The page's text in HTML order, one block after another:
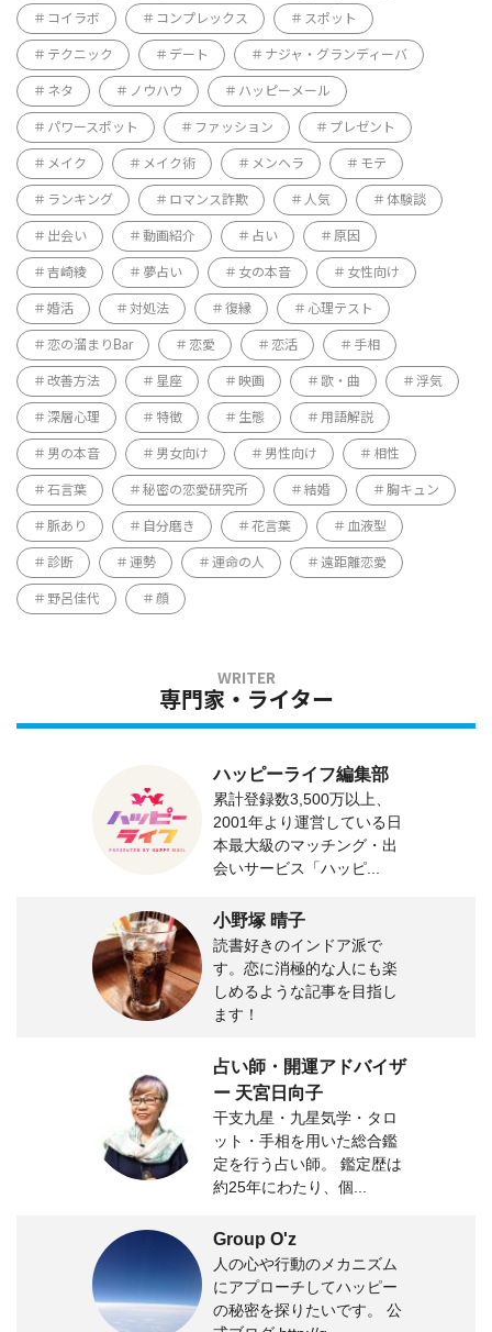
コイラボ コンプレックス スポット
テクニック デート ナジャ・グランディーバ
ネタ ノウハウ ハッピーメール
パワースポット ファッション プレゼント
メイク メイク術 メンヘラ モテ
ランキング ロマンス詐欺 人気 体験談
出会い 動画紹介 占い 原因
吉崎綾 夢占い 女の本音 女性向け
婚活 対処法 復縁 心理テスト
恋の溜まりBar 恋愛 恋活 手相
改善方法 星座 映画 歌・曲 浮気
深層心理 特徴 生態 用語解説
男の本音 男女向け 男性向け 相性
石言葉 秘密の恋愛研究所 結婚 胸キュン
脈あり 自分磨き 花言葉 血液型
診断 運勢 運命の人 遠距離恋愛
野呂佳代 顔
専門家・ライター
ハッピーライフ編集部
累計登録数3,500万以上、
2001年より運営している日
本最大級のマッチング・出
会いサービス「ハッピ...
小野塚 晴子
読書好きのインドア派で
す。恋に消極的な人にも楽
しめるような記事を目指し
ます！
占い師・開運アドバイザ
ー 天宮日向子
干支九星・九星気学・タロ
ット・手相を用いた総合鑑
定を行う占い師。 鑑定歴は
約25年にわたり、個...
Group O'z
人の心や行動のメカニズム
にアプローチしてハッピー
の秘密を探りたいです。 公